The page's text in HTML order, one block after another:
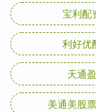
宝利配
利好优
天通盈
美通美股